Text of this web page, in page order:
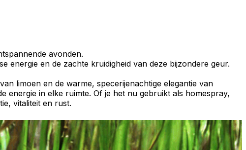
avonden.
energie en de zachte kruidigheid van deze bijzondere geur.
limoen en de warme, specerijenachtige elegantie van
energie in elke ruimte. Of je het nu gebruikt als homespray,
vitaliteit en rust.